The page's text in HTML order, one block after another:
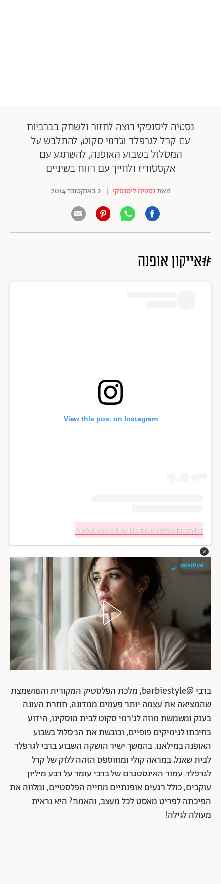
נסטיה ליסנסקי רוצה לחזור ולשחק בברביות
עם קרל לגרפלד וג׳רמי סקוט, להתלבש על
המסלול בשבוע האופנה, להשתגע עם
אקססוריז ולחייך עם רווח בשיניים
מאתנסטיה ליסנסקי | 2 באוקטובר 2014
#אייקון אופנה
View this post on Instagram
A post shared by Barbie® (@barbiestyle)
ברבי @barbiestyle, מלכת הפלסטיק המקורית והמושמצת
שהמציאה את עצמה יותר פעמים ממדונה, חוזרת העונה
בענק ומשמשת מוזה לג'רמי סקוט לבית מוסקינו, הידוע
בחיבתו לגימיקים פופיים, וכובשת את המסלול בשבוע
האופנה במילאנו. בהמשך ישיר הושקה השבוע ברבי לגרפלד
לבית שאנל, במראה קולי ומחוספס הזהה ללוק של קרל
לגרפלד. עמוד האינסטגרם של ברבי עומד על רבע מיליון
עוקבים, כולל רגעים אופנתיים מחייה הפלסטיים, ומלווה את
הפיכתה לפריט מאסט לכל מעצב, והאמת? היא נראית
מעולה לגילה!